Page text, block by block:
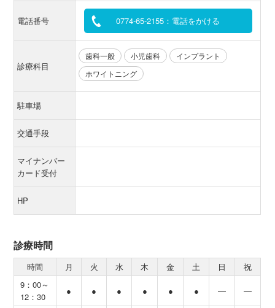
電話番号 0774-65-2155：電話をかける
診療科目
歯科一般 小児歯科
インプラント
ホワイトニング
駐車場
交通手段
マイナンバー
カード受付
HP
診療時間
時間 月 火 水 木 金 土 日
祝
9：00～
12：30
● ● ● ● ● ● ― ―